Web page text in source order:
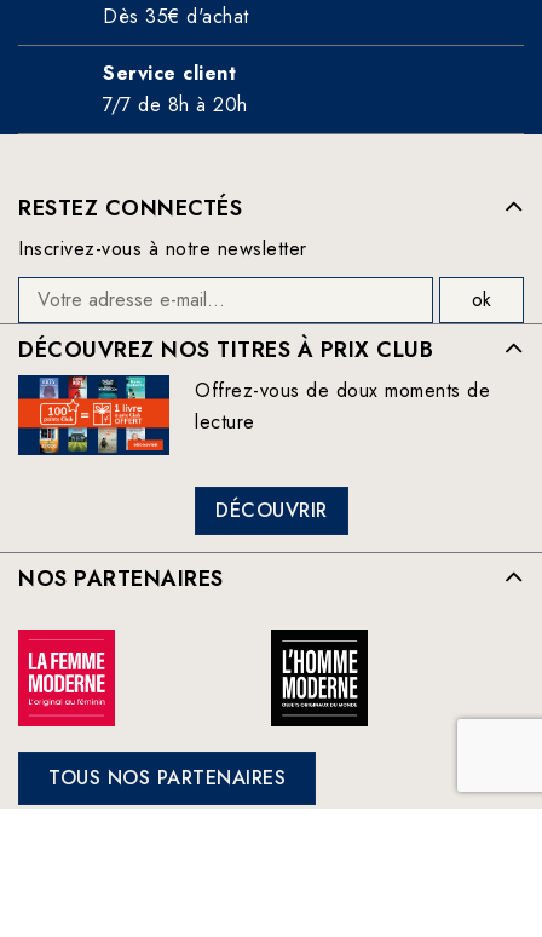
Dès 35€ d'achat
Service client
7/7 de 8h à 20h
RESTEZ CONNECTÉS
Inscrivez-vous à notre newsletter
DÉCOUVREZ NOS TITRES À PRIX CLUB
Offrez-vous de doux moments de
lecture
DÉCOUVRIR
NOS PARTENAIRES
TOUS NOS PARTENAIRES